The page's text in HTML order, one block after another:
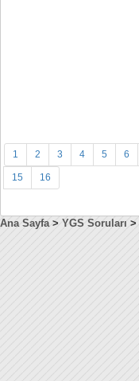
1 2 3 4 5 6
15 16
Ana Sayfa> YGS Soruları >